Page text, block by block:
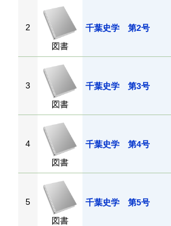
2
図書
千葉史学 第2号
3
図書
千葉史学 第3号
4
図書
千葉史学 第4号
5
図書
千葉史学 第5号